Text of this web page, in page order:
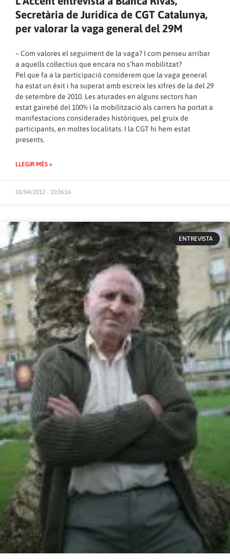
Secretària de Jurídica de CGT Catalunya,
per valorar la vaga general del 29M
– Com valores el seguiment de la vaga? I com penseu arribar
a aquells col·lectius que encara no s’han mobilitzat?
Pel que fa a la participació considerem que la vaga general
ha estat un èxit i ha superat amb escreix les xifres de la del 29
de setembre de 2010. Les aturades en alguns sectors han
estat gairebé del 100% i la mobilització als carrers ha portat a
manifestacions considerades històriques, pel gruix de
participants, en moltes localitats. I la CGT hi hem estat
presents.
LLEGIR MÉS »
10/04/2012 - 10:36:16
ENTREVISTA